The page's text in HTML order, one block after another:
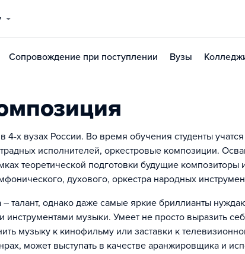
Сопровождение при поступлении Вузы
4-х вузах России. Во время обучения студенты
исполнителей, оркестровые композиции.
теоретической подготовки будущие композиторы
духового, оркестра народных
талант, однако даже самые яркие бриллианты
музыки. Умеет не просто выразить
музыку к кинофильму или заставки к
может выступать в качестве аранжировщика и